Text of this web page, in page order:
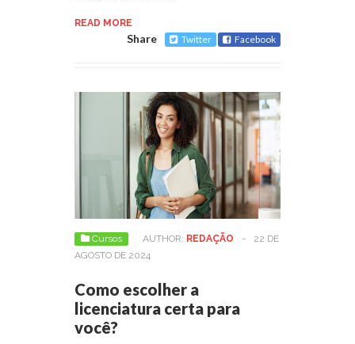
READ MORE
Share Twitter Facebook
Cursos AUTHOR: REDAÇÃO -
22 DE
AGOSTO DE 2024
Como escolher a
licenciatura certa para
você?